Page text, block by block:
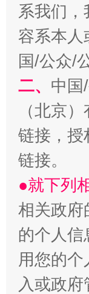
揭开“
受贿
系我们
容系本人
国/公众/
二、 中国
（北京
链接，授
链接。
●就下列
相关政府
的个人信
用您的
入或政